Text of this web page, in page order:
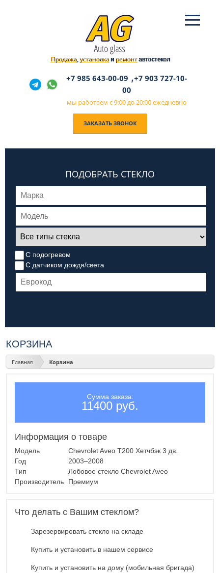
Продажа,установкаи ремонтавтостекол
+7 985 643-00-09 ,+7 903 727-10-
00
мы работаем с 9:00 до 20:00 ежедневно
ЗАКАЗАТЬ ЗВОНОК
ПОДОБРАТЬ СТЕКЛО
С подогревом
С датчиком дождя/света
КОРЗИНА
Главная Корзина
Сумма заказа:
11400 руб.
Информация о товаре
Модель
Chevrolet Aveo T200 Хетчбэк 3 дв.
Год
2003–2008
Тип
Лобовое стекло Chevrolet Aveo
Производитель
Премиум
Что делать с Вашим стеклом?
Зарезервировать стекло на складе
Купить и установить в нашем сервисе
Купить и установить на дому (мобильная бригада)